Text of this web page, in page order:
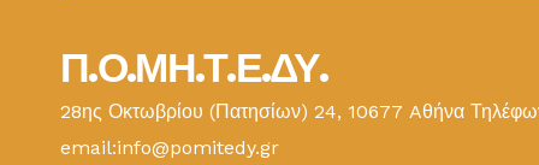
Π.Ο.ΜΗ.Τ.Ε.ΔΥ.
28ης Οκτωβρίου (Πατησίων) 24, 10677 Aθήνα
email:info@pomitedy.gr